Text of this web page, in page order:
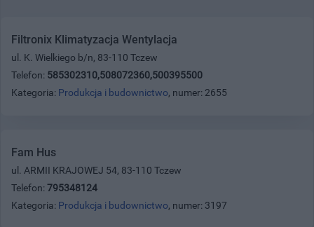
Filtronix Klimatyzacja Wentylacja
ul. K. Wielkiego b/n, 83-110 Tczew
Telefon: 585302310,508072360,500395500
Kategoria: Produkcja i budownictwo, numer: 2655
Fam Hus
ul. ARMII KRAJOWEJ 54, 83-110 Tczew
Telefon: 795348124
Kategoria: Produkcja i budownictwo, numer: 3197